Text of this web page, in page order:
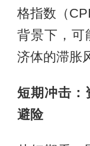
格指数（
背景下，可
济体的滞胀
短期冲击：
避险